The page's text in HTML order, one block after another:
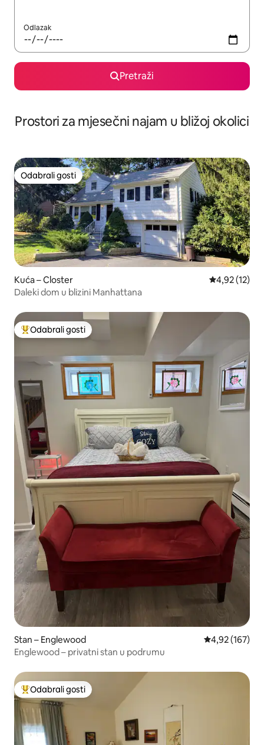
Odlazak
Pretraži
Prostori za mjesečni najam u bližoj okolici
Odabrali gosti
Odabrali gosti
Kuća – Closter Prosječna
4,92 (12)
Daleki dom u blizini Manhattana
Među najviše rangiranima s oznakom „Odabrali gosti”
Odabrali gosti
Stan – Englewood Prosječna
4,92 (167)
Englewood – privatni stan u podrumu
Među najviše rangiranima s oznakom „Odabrali gosti”
Odabrali gosti